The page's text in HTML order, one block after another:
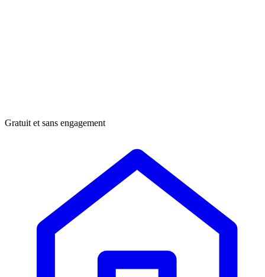
Gratuit et sans engagement